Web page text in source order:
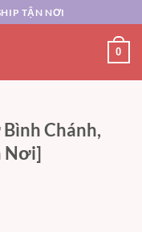
TẬN NƠI
0
Chánh,
Nơi]